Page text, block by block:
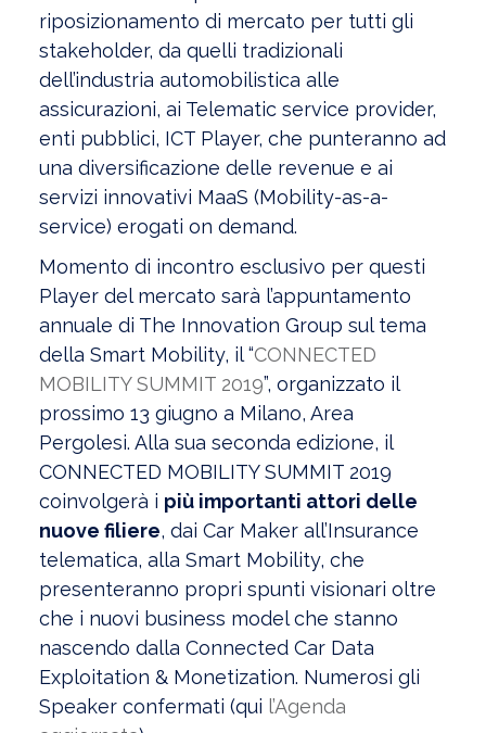
riposizionamento di mercato per tutti gli
stakeholder, da quelli tradizionali
dell’industria automobilistica alle
assicurazioni, ai Telematic service provider,
enti pubblici, ICT Player, che punteranno ad
una diversificazione delle revenue e ai
servizi innovativi MaaS (Mobility-as-a-
service) erogati on demand.
Momento di incontro esclusivo per questi
Player del mercato sarà l’appuntamento
annuale di The Innovation Group sul tema
della Smart Mobility, il “CONNECTED
MOBILITY SUMMIT 2019”, organizzato il
prossimo 13 giugno a Milano, Area
Pergolesi. Alla sua seconda edizione, il
CONNECTED MOBILITY SUMMIT 2019
coinvolgerà i più importanti attori delle
nuove filiere, dai Car Maker all’Insurance
telematica, alla Smart Mobility, che
presenteranno propri spunti visionari oltre
che i nuovi business model che stanno
nascendo dalla Connected Car Data
Exploitation & Monetization. Numerosi gli
Speaker confermati (qui l’Agenda